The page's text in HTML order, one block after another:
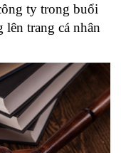
ty trong buổi
trang cá nhân